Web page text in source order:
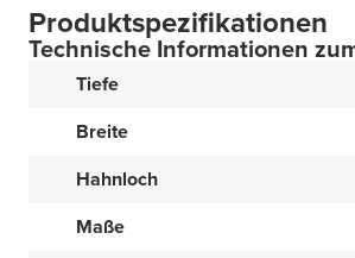
Produktspezifikationen
Technische Informationen
Tiefe
Breite
Hahnloch
Maße